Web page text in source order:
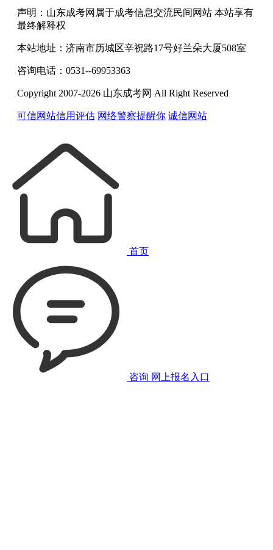
声明：山东成考网属于成考信息交流民间网站 本站享有
最终解释权
本站地址：济南市历城区辛祝路17号好兰朵大厦508室
咨询电话：0531--69953363
Copyright 2007-2026 山东成考网 All Right Reserved
可信网站信用评估 网络警察提醒你 诚信网站
首页
咨询 网上报名入口